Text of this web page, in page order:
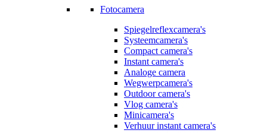
Fotocamera
Spiegelreflexcamera's
Systeemcamera's
Compact camera's
Instant camera's
Analoge camera
Wegwerpcamera's
Outdoor camera's
Vlog camera's
Minicamera's
Verhuur instant camera's